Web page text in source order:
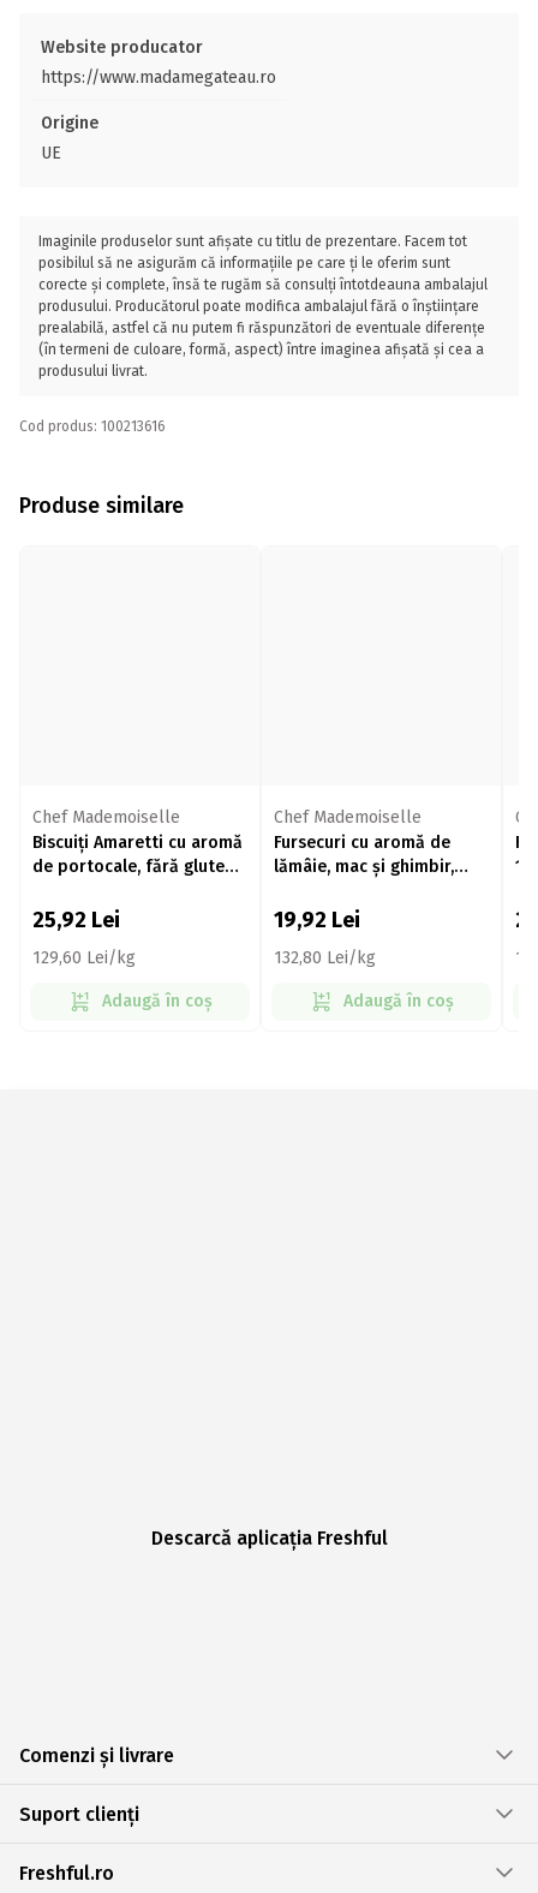
Website producator
https://www.madamegateau.ro
Origine
UE
Imaginile produselor sunt afișate cu titlu de prezentare. Facem tot
posibilul să ne asigurăm că informațiile pe care ți le oferim sunt
corecte și complete, însă te rugăm să consulți întotdeauna ambalajul
produsului. Producătorul poate modifica ambalajul fără o înștiințare
prealabilă, astfel că nu putem fi răspunzători de eventuale diferențe
(în termeni de culoare, formă, aspect) între imaginea afișată și cea a
produsului livrat.
Cod produs: 100213616
Produse similare
Chef Mademoiselle
Biscuiți Amaretti cu aromă
de portocale, fără gluten
25,92 Lei
129,60 Lei/kg
Adaugă în coș
Chef Mademoiselle
Fursecuri cu aromă de
lămâie, mac și ghimbir,
19,92 Lei
132,80 Lei/kg
Adaugă în coș
Descarcă aplicația Freshful
Comenzi și livrare
Suport clienți
Freshful.ro